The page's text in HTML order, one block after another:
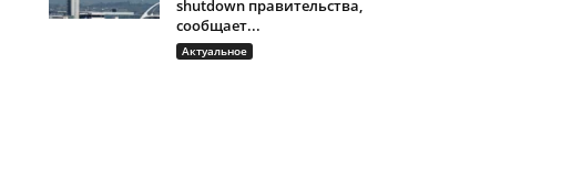
shutdown правительства,
сообщает...
Актуальное